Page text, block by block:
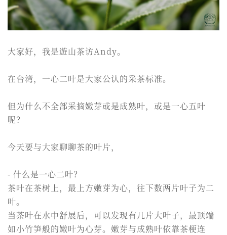
大家好，我是遊山茶访Andy。
在台湾，一心二叶是大家公认的采茶标准。
但为什么不全部采摘嫩芽或是成熟叶，或是一心五叶
呢？
今天要与大家聊聊茶的叶片，
- 什么是一心二叶？
茶叶在茶树上，最上方嫩芽为心，往下数两片叶子为二
叶。
当茶叶在水中舒展后，可以发现有几片大叶子，最顶端
如小竹笋般的嫩叶为心芽。嫩芽与成熟叶依靠茶梗连